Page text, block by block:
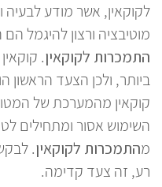
לקוקאין, אשר מודע
מוטיבציה ורצון להיגמל
התמכרות לקוקאין.
קוקאין מהמערכת של
השימוש אסור ומתחילים
מהתמכרות לקוקאין.
רע, זה צעד קדימה.